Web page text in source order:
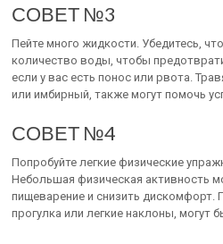
СОВЕТ №3
Пейте много жидкости. Убедитесь,
количество воды, чтобы
если у вас есть понос или рвота.
или имбирный, также могут помочь
СОВЕТ №4
Попробуйте легкие физические
Небольшая физическая активность
пищеварение и снизить дискомфорт.
прогулка или легкие наклоны, могут